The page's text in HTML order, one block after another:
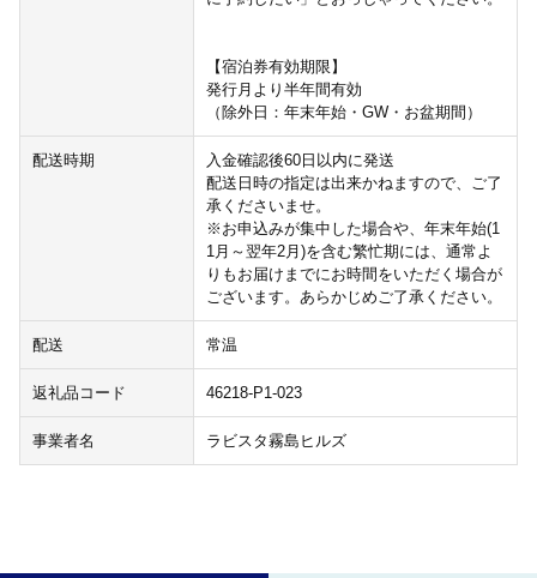
【宿泊券有効期限】
発行月より半年間有効
（除外日：年末年始・GW・お盆期間）
配送時期
入金確認後60日以内に発送
配送日時の指定は出来かねますので、ご了
承くださいませ。
※お申込みが集中した場合や、年末年始(1
1月～翌年2月)を含む繁忙期には、通常よ
りもお届けまでにお時間をいただく場合が
ございます。あらかじめご了承ください。
配送 常温
返礼品コード 46218-P1-023
事業者名 ラビスタ霧島ヒルズ